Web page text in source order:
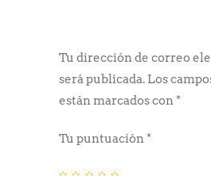
Tu dirección de correo
será publicada. Los
están marcados con*
Tu puntuación*